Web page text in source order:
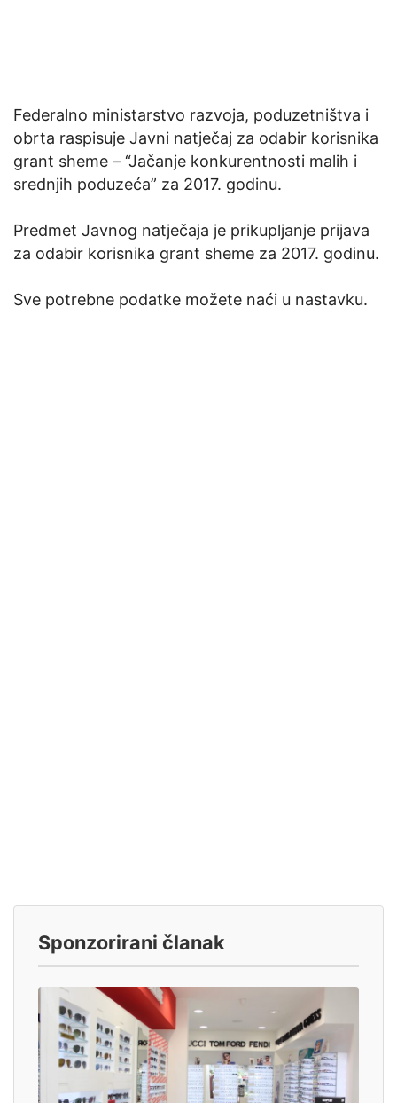
Federalno ministarstvo razvoja, poduzetništva i
obrta raspisuje Javni natječaj za odabir korisnika
grant sheme – “Jačanje konkurentnosti malih i
srednjih poduzeća” za 2017. godinu.
Predmet Javnog natječaja je prikupljanje prijava
za odabir korisnika grant sheme za 2017. godinu.
Sve potrebne podatke možete naći u nastavku.
Sponzorirani članak